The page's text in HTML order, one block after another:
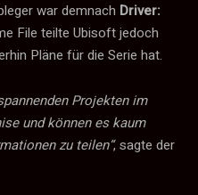
war demnach Driver:
File teilte Ubisoft jedoch
Pläne für die Serie hat.
Projekten im
und können es kaum
zu teilen“, sagte der